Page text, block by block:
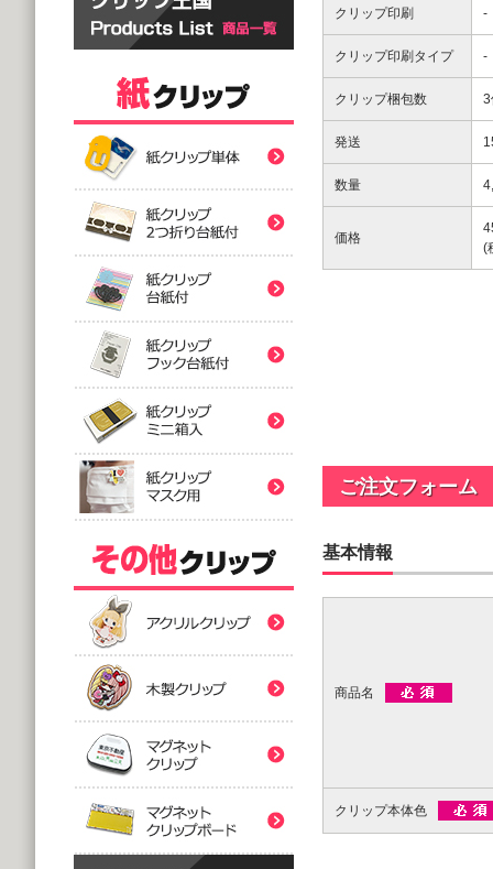
クリップ印刷 -
クリップ印刷タイプ -
クリップ梱包数 3
発送
数量
価格
(
ご注文フォーム
基本情報
商品名
クリップ本体色
紙クリップ印刷なし
印刷付きタイプ
@32.52～
紙クリップ印刷なし
紙クリップ印刷なし
(5,000個 1個あたり)
フック台紙付タイプ
紙クリップ印刷有
(5,000個 1個あたり)
ミニ箱タイプ
@122.58～
(5,000個 1個あたり)
(5,000個 1個あたり)
アクリルクリップ印
マグネットクリップ